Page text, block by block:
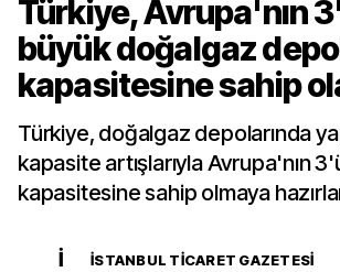
Türkiye, Avrupa'nın
büyük doğalgaz
kapasitesine sahip
Türkiye, doğalgaz depolarında
kapasite artışlarıyla Avrupa'nın
kapasitesine sahip olmaya
İ İSTANBUL TICARET GAZETESI